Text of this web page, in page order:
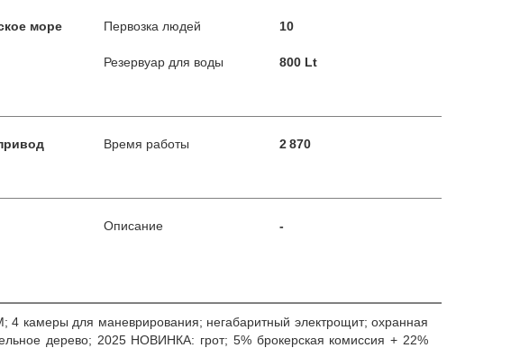
море Первозка людей 10
Резервуар для воды 800 Lt
Время работы 2 870
Описание -
4 камеры для маневрирования; негабаритный электрощит; охранная
дерево; 2025 НОВИНКА: грот; 5% брокерская комиссия + 22%